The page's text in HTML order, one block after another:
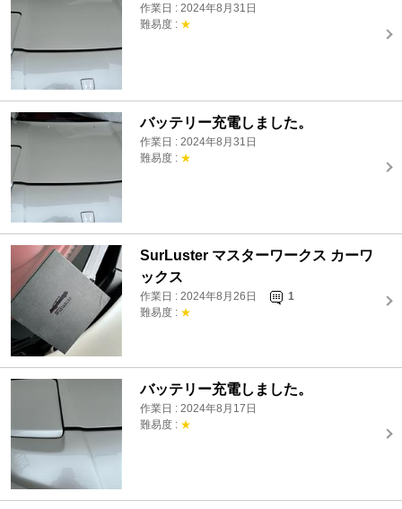
作業日 : 2024年8月31日
難易度 : ★
バッテリー充電しました。
作業日 : 2024年8月31日
難易度 : ★
SurLuster マスターワークス カーワ
ックス
作業日 : 2024年8月26日
1
難易度 : ★
バッテリー充電しました。
作業日 : 2024年8月17日
難易度 : ★